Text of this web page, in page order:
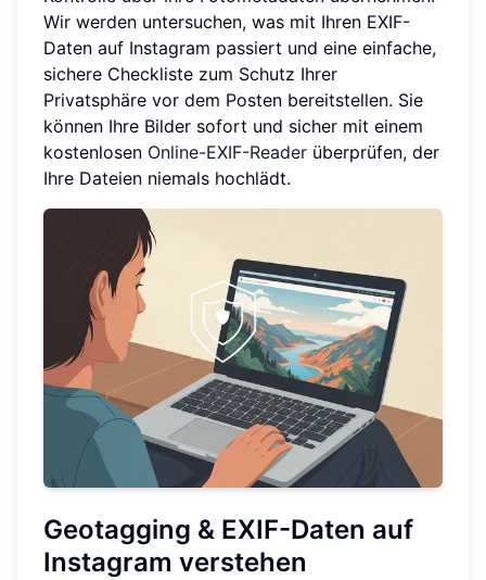
Wir werden untersuchen, was mit Ihren EXIF-
Daten auf Instagram passiert und eine einfache,
sichere Checkliste zum Schutz Ihrer
Privatsphäre vor dem Posten bereitstellen. Sie
können Ihre Bilder sofort und sicher mit einem
kostenlosen Online-EXIF-Reader überprüfen, der
Ihre Dateien niemals hochlädt.
Geotagging & EXIF-Daten auf
Instagram verstehen